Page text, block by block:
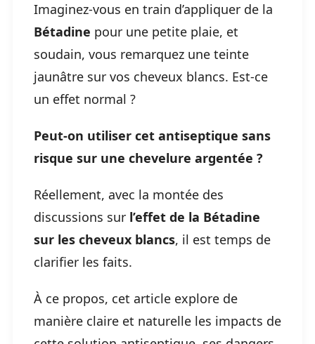
Imaginez-vous en train d’appliquer de la
Bétadine pour une petite plaie, et
soudain, vous remarquez une teinte
jaunâtre sur vos cheveux blancs. Est-ce
un effet normal ?
Peut-on utiliser cet antiseptique sans
risque sur une chevelure argentée ?
Réellement, avec la montée des
discussions surl’effet de la Bétadine
sur les cheveux blancs, il est temps de
clarifier les faits.
À ce propos, cet article explore de
manière claire et naturelle les impacts de